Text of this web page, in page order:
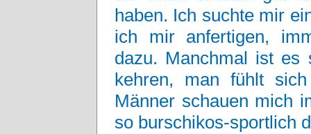
haben. Ich suchte mir
ich mir anfertigen,
dazu. Manchmal ist es
kehren, man fühlt
Männer schauen mich
so burschikos-sportlich